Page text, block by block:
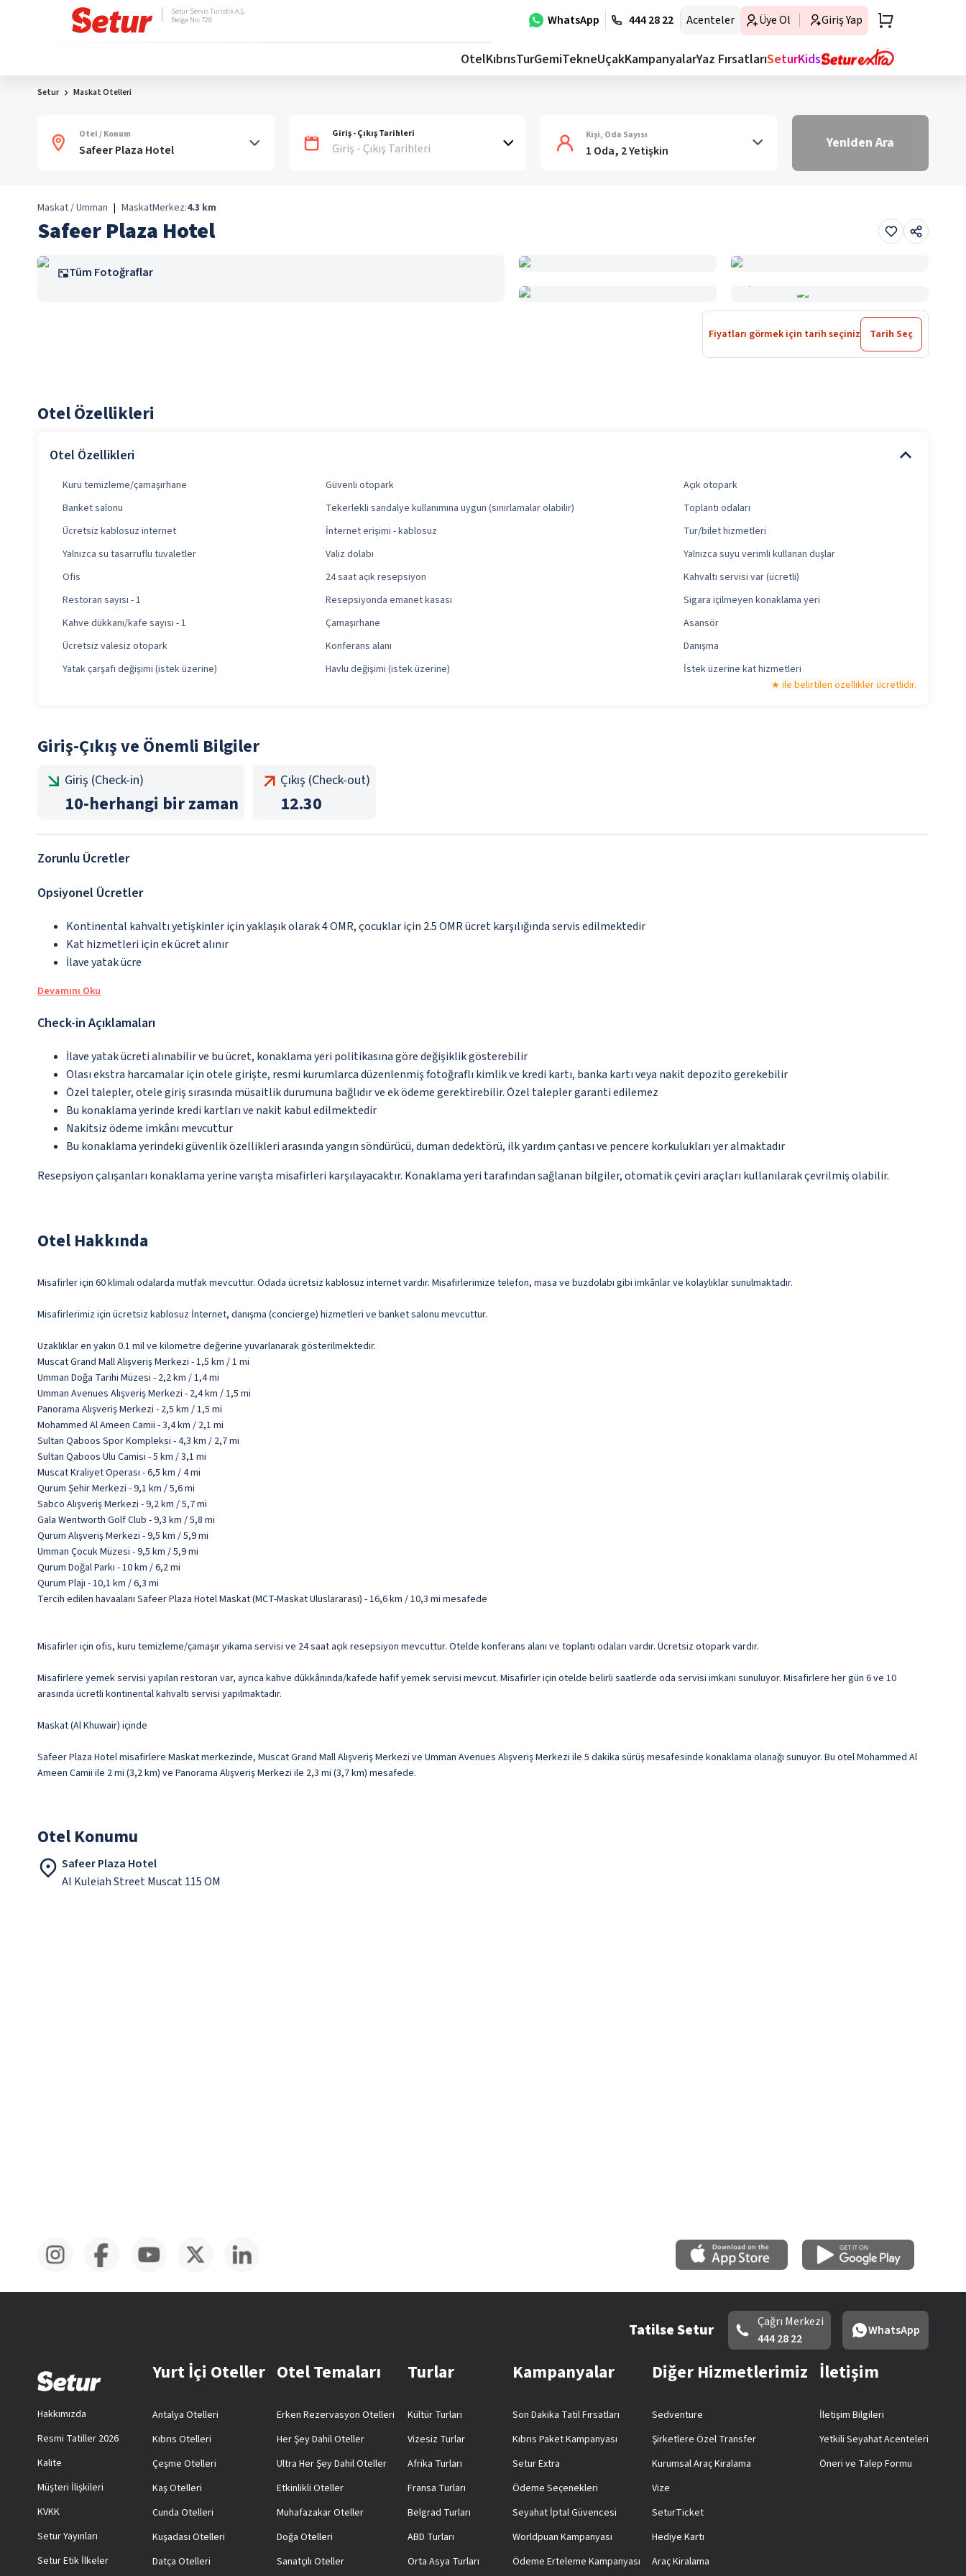
WhatsApp 444 28 22 Acenteler Üye Ol Giriş Yap
Setur Servis Turistik A.Ş.
Belge No: 728
OtelKıbrısTurGemiTekneUçakKampanyalarYaz FırsatlarıSeturKids
Setur Maskat Otelleri
Otel / Konum Giriş - Çıkış Tarihleri
Giriş - Çıkış Tarihleri
Kişi, Oda Sayısı
1 Oda, 2 Yetişkin Yeniden Ara
Maskat / Umman | MaskatMerkez:4.3 km
Safeer Plaza Hotel
Tüm Fotoğraflar
Fiyatları görmek için tarih seçiniz Tarih Seç
Otel Özellikleri
Otel Özellikleri
Kuru temizleme/çamaşırhane Güvenli otopark
Açık otopark
Banket salonu
Tekerlekli sandalye kullanımına uygun (sınırlamalar olabilir)
Toplantı odaları
Ücretsiz kablosuz internet
İnternet erişimi - kablosuz
Tur/bilet hizmetleri
Yalnızca su tasarruflu tuvaletler
Valiz dolabı
Yalnızca suyu verimli kullanan duşlar
Ofis
24 saat açık resepsiyon
Kahvaltı servisi var (ücretli)
Restoran sayısı - 1
Resepsiyonda emanet kasası
Sigara içilmeyen konaklama yeri
Kahve dükkanı/kafe sayısı - 1
Çamaşırhane
Asansör
Ücretsiz valesiz otopark
Konferans alanı
Danışma
Yatak çarşafı değişimi (istek üzerine)
Havlu değişimi (istek üzerine)
İstek üzerine kat hizmetleri
ile belirtilen özellikler ücretlidir.
Giriş-Çıkış ve Önemli Bilgiler
Giriş (Check-in)
10-herhangi bir zaman
Çıkış (Check-out)
12.30
Zorunlu Ücretler
Opsiyonel Ücretler
Kontinental kahvaltı yetişkinler için yaklaşık olarak 4 OMR, çocuklar için 2.5 OMR ücret karşılığında servis edilmektedir
Kat hizmetleri için ek ücret alınır
İlave yatak ücre
Devamını Oku
Check-in Açıklamaları
İlave yatak ücreti alınabilir ve bu ücret, konaklama yeri politikasına göre değişiklik gösterebilir
Olası ekstra harcamalar için otele girişte, resmi kurumlarca düzenlenmiş fotoğraflı kimlik ve kredi kartı, banka kartı veya nakit depozito gerekebilir
Özel talepler, otele giriş sırasında müsaitlik durumuna bağlıdır ve ek ödeme gerektirebilir. Özel talepler garanti edilemez
Bu konaklama yerinde kredi kartları ve nakit kabul edilmektedir
Nakitsiz ödeme imkânı mevcuttur
Bu konaklama yerindeki güvenlik özellikleri arasında yangın söndürücü, duman dedektörü, ilk yardım çantası ve pencere korkulukları yer almaktadır
Resepsiyon çalışanları konaklama yerine varışta misafirleri karşılayacaktır. Konaklama yeri tarafından sağlanan bilgiler, otomatik çeviri araçları kullanılarak çevrilmiş olabilir.
Otel Hakkında
Misafirler için 60 klimalı odalarda mutfak mevcuttur. Odada ücretsiz kablosuz internet vardır. Misafirlerimize telefon, masa ve buzdolabı gibi imkânlar ve kolaylıklar sunulmaktadır.
Misafirlerimiz için ücretsiz kablosuz İnternet, danışma (concierge) hizmetleri ve banket salonu mevcuttur.
Uzaklıklar en yakın 0.1 mil ve kilometre değerine yuvarlanarak gösterilmektedir.
Muscat Grand Mall Alışveriş Merkezi - 1,5 km / 1 mi
Umman Doğa Tarihi Müzesi - 2,2 km / 1,4 mi
Umman Avenues Alışveriş Merkezi - 2,4 km / 1,5 mi
Panorama Alışveriş Merkezi - 2,5 km / 1,5 mi
Mohammed Al Ameen Camii - 3,4 km / 2,1 mi
Sultan Qaboos Spor Kompleksi - 4,3 km / 2,7 mi
Sultan Qaboos Ulu Camisi - 5 km / 3,1 mi
Muscat Kraliyet Operası - 6,5 km / 4 mi
Qurum Şehir Merkezi - 9,1 km / 5,6 mi
Sabco Alışveriş Merkezi - 9,2 km / 5,7 mi
Gala Wentworth Golf Club - 9,3 km / 5,8 mi
Qurum Alışveriş Merkezi - 9,5 km / 5,9 mi
Umman Çocuk Müzesi - 9,5 km / 5,9 mi
Qurum Doğal Parkı - 10 km / 6,2 mi
Qurum Plajı - 10,1 km / 6,3 mi
Tercih edilen havaalanı Safeer Plaza Hotel Maskat (MCT-Maskat Uluslararası) - 16,6 km / 10,3 mi mesafede
Misafirler için ofis, kuru temizleme/çamaşır yıkama servisi ve 24 saat açık resepsiyon mevcuttur. Otelde konferans alanı ve toplantı odaları vardır. Ücretsiz otopark vardır.
Misafirlere yemek servisi yapılan restoran var, ayrıca kahve dükkânında/kafede hafif yemek servisi mevcut. Misafirler için otelde belirli saatlerde oda servisi imkanı sunuluyor. Misafirlere her gün 6 ve 10
arasında ücretli kontinental kahvaltı servisi yapılmaktadır.
Maskat (Al Khuwair) içinde
Safeer Plaza Hotel misafirlere Maskat merkezinde, Muscat Grand Mall Alışveriş Merkezi ve Umman Avenues Alışveriş Merkezi ile 5 dakika sürüş mesafesinde konaklama olanağı sunuyor. Bu otel Mohammed Al
Ameen Camii ile 2 mi (3,2 km) ve Panorama Alışveriş Merkezi ile 2,3 mi (3,7 km) mesafede.
Otel Konumu
Safeer Plaza Hotel
Al Kuleiah Street Muscat 115 OM
Tatilse Setur
Çağrı Merkezi
444 28 22
WhatsApp
Hakkımızda
Resmi Tatiller 2026
Kalite
Müşteri İlişkileri
KVKK
Setur Yayınları
Setur Etik İlkeler
Yurt İçi Oteller
Antalya Otelleri
Kıbrıs Otelleri
Çeşme Otelleri
Kaş Otelleri
Cunda Otelleri
Kuşadası Otelleri
Datça Otelleri
Otel Temaları
Erken Rezervasyon Otelleri
Her Şey Dahil Oteller
Ultra Her Şey Dahil Oteller
Etkinlikli Oteller
Muhafazakar Oteller
Doğa Otelleri
Sanatçılı Oteller
Turlar
Kültür Turları
Vizesiz Turlar
Afrika Turları
Fransa Turları
Belgrad Turları
ABD Turları
Orta Asya Turları
Kampanyalar
Son Dakika Tatil Fırsatları
Kıbrıs Paket Kampanyası
Setur Extra
Ödeme Seçenekleri
Seyahat İptal Güvencesi
Worldpuan Kampanyası
Ödeme Erteleme Kampanyası
Diğer Hizmetlerimiz
Sedventure
Şirketlere Özel Transfer
Kurumsal Araç Kiralama
Vize
SeturTicket
Hediye Kartı
Araç Kiralama
İletişim
İletişim Bilgileri
Yetkili Seyahat Acenteleri
Öneri ve Talep Formu